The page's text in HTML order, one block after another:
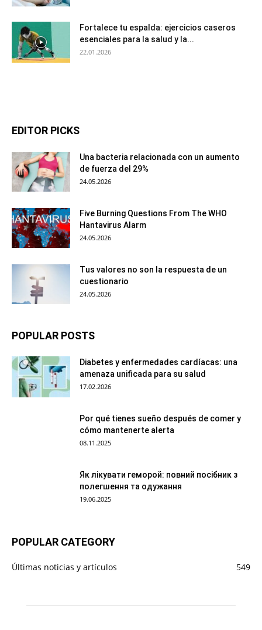
Fortalece tu espalda: ejercicios caseros
esenciales para la salud y la...
22.01.2026
EDITOR PICKS
Una bacteria relacionada con un aumento
de fuerza del 29%
24.05.2026
Five Burning Questions From The WHO
Hantavirus Alarm
24.05.2026
Tus valores no son la respuesta de un
cuestionario
24.05.2026
POPULAR POSTS
Diabetes y enfermedades cardíacas: una
amenaza unificada para su salud
17.02.2026
Por qué tienes sueño después de comer y
cómo mantenerte alerta
08.11.2025
Як лікувати геморой: повний посібник з
полегшення та одужання
19.06.2025
POPULAR CATEGORY
Últimas noticias y artículos 549